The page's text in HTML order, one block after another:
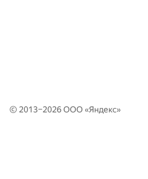
© 2013–2026 ООО «Яндекс»